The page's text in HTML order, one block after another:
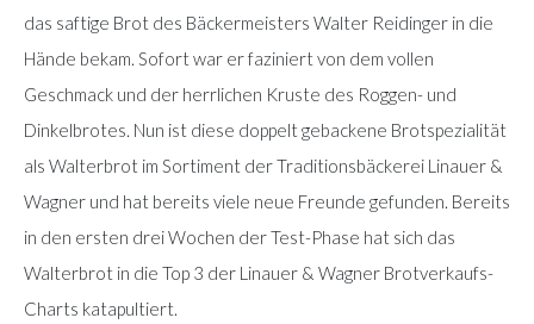
das saftige Brot des Bäckermeisters Walter Reidinger in die
Hände bekam. Sofort war er faziniert von dem vollen
Geschmack und der herrlichen Kruste des Roggen- und
Dinkelbrotes. Nun ist diese doppelt gebackene Brotspezialität
als Walterbrot im Sortiment der Traditionsbäckerei Linauer &
Wagner und hat bereits viele neue Freunde gefunden. Bereits
in den ersten drei Wochen der Test-Phase hat sich das
Walterbrot in die Top 3 der Linauer & Wagner Brotverkaufs-
Charts katapultiert.